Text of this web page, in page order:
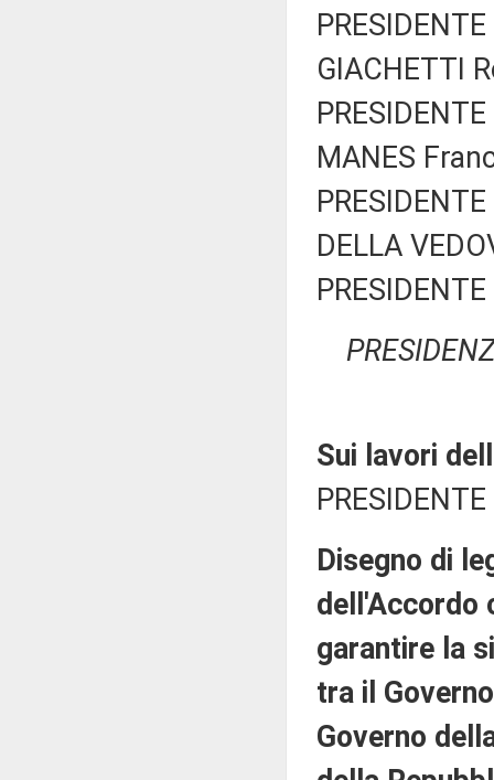
GIACHETTI
MANES
DELLA
Sui lavori
Disegno di
dell'Accordo
garantire la
tra il
Governo